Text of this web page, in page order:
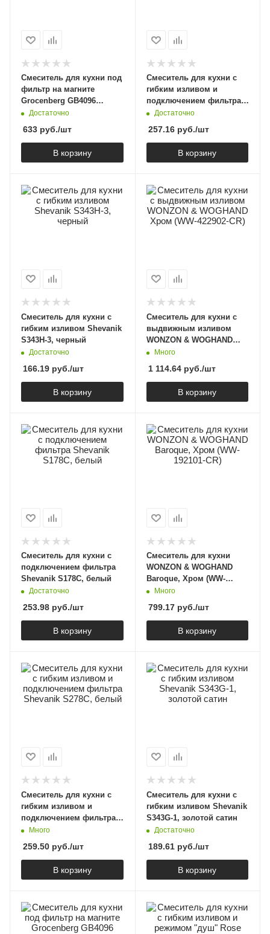
Смеситель для кухни под
фильтр на магните
Grocenberg GB4096
Никель
Достаточно
633 руб./шт
В корзину
Смеситель для кухни с
гибким изливом и
подключением фильтра
Shevanik S278, хром
Достаточно
257.16руб./шт
В корзину
Смеситель для кухни с
гибким изливом Shevanik
S343H-3, черный
Достаточно
166.19 руб./шт
В корзину
Смеситель для кухни с
выдвижным изливом
WONZON & WOGHAND
Хром (WW-422902-CR)
Много
1 114.64руб./шт
В корзину
Смеситель для кухни с
подключением фильтра
Shevanik S178C, белый
Достаточно
253.98 руб./шт
В корзину
Смеситель для кухни
WONZON & WOGHAND
Baroque, Хром (WW-
192101-CR)
Много
799.17руб./шт
В корзину
Смеситель для кухни с
гибким изливом и
подключением фильтра
Shevanik S278C, белый
Много
259.50 руб./шт
В корзину
Смеситель для кухни с
гибким изливом Shevanik
S343G-1, золотой сатин
Достаточно
189.61руб./шт
В корзину